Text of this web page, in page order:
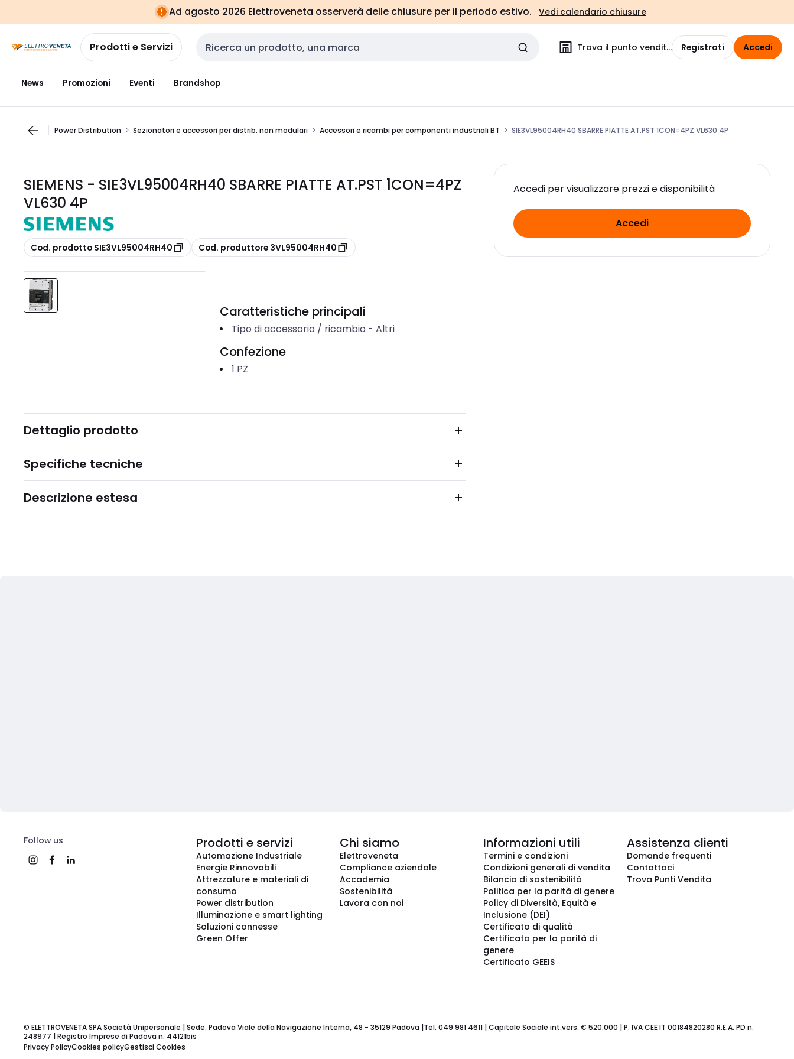
navigazionealla
pagina
Ad agosto 2026 Elettroveneta osserverà delle chiusure per il periodo estivo. Vedi calendario chiusure
Prodotti e Servizi Cerca input Trova il punto vendita Registrati Accedi
News Promozioni Eventi Brandshop
Power Distribution Sezionatori e accessori per distrib. non modulari Accessori e ricambi per componenti industriali BT SIE3VL95004RH40 SBARRE PIATTE AT.PST 1CON=4PZ VL630 4P
SIEMENS - SIE3VL95004RH40 SBARRE PIATTE AT.PST 1CON=4PZ
VL630 4P
copia
Cod. prodotto SIE3VL95004RH40 copia
Cod. produttore 3VL95004RH40
Accedi per visualizzare prezzi e disponibilità
Accedi
Caratteristiche principali
Tipo di accessorio / ricambio - Altri
Confezione
1 PZ
Dettaglio prodotto
Specifiche tecniche
Descrizione estesa
Follow us Prodotti e servizi
Automazione Industriale
Energie Rinnovabili
Attrezzature e materiali di
consumo
Power distribution
Illuminazione e smart lighting
Soluzioni connesse
Green Offer
Chi siamo
Elettroveneta
Compliance aziendale
Accademia
Sostenibilità
Lavora con noi
Informazioni utili
Termini e condizioni
Condizioni generali di vendita
Bilancio di sostenibilità
Politica per la parità di genere
Policy di Diversità, Equità e
Inclusione (DEI)
Certificato di qualità
Certificato per la parità di
genere
Certificato GEEIS
Assistenza clienti
Domande frequenti
Contattaci
Trova Punti Vendita
© ELETTROVENETA SPA Società Unipersonale | Sede: Padova Viale della Navigazione Interna, 48 - 35129 Padova |Tel. 049 981 4611 | Capitale Sociale int.vers. € 520.000 | P. IVA CEE IT 00184820280 R.E.A. PD n.
248977 | Registro Imprese di Padova n. 44121bis
Privacy PolicyCookies policyGestisci Cookies